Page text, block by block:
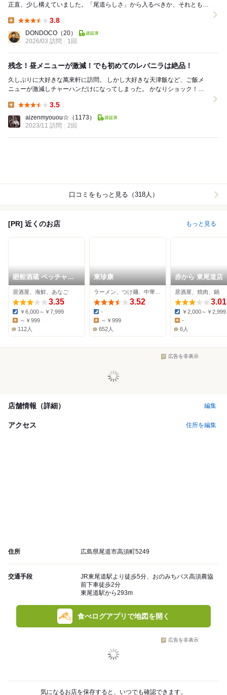
正直、少し構えていました。「尾道らしさ」から入るべきか、それとも日
3.8
DONDOCO （20）
2026/03 訪問
1回
残念！昼メニューが激減！でも初めてのレバニラは絶品！
久しぶりに大好きな萬來軒に訪問。 しかし大好きな天津飯など、ご飯メ
ニューが激減しチャーハンだけになってしまった。 かなりショック！経
3.5
aizenmyouou☆ （1173）
2023/11 訪問
2回
口コミをもっと見る（318人）
[PR] 近くのお店 もっと見る
廻船酒蔵 ベッチャー
の胃ぶくろ
居酒屋、海鮮、あなご
3.35
Dinner:
￥6,000～￥7,999
～￥999
112人
東珍康
3.52
Dinner:
-
～￥999
652人
赤から 東尾道店
居酒屋、焼肉、鍋
3.01
Dinner:
￥2,000～￥2,999
Lunch:
-
6人
広告を非表示
店舗情報（詳細） 編集
アクセス 住所を編集
住所 広島県尾道市高須町5249
交通手段
JR東尾道駅より徒歩5分、おのみちバス高須農協
前下車徒歩2分
東尾道駅から293m
食べログアプリで地図を開く
広告を非表示
気になるお店を保存すると、いつでも確認できます。